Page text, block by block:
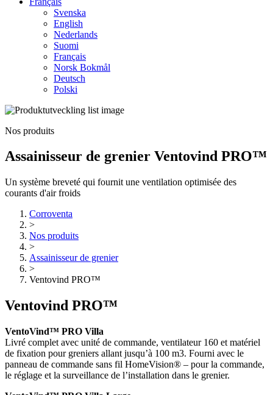
Svenska
English
Nederlands
Suomi
Français
Norsk Bokmål
Deutsch
Polski
Nos produits
Assainisseur de grenier Ventovind PRO™
Un système breveté qui fournit une ventilation optimisée des
courants d'air froids
Corroventa
>
Nos produits
>
Assainisseur de grenier
>
Ventovind PRO™
Ventovind PRO™
VentoVind™ PRO Villa
Livré complet avec unité de commande, ventilateur 160 et matériel
de fixation pour greniers allant jusqu’à 100 m3. Fourni avec le
panneau de commande sans fil HomeVision® – pour la commande,
le réglage et la surveillance de l’installation dans le grenier.